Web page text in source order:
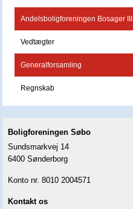
Andelsboligforeningen Bosager III
Vedtægter
Generalforsamling
Regnskab
Boligforeningen Søbo
Sundsmarkvej 14
6400 Sønderborg
Konto nr. 8010 2004571
Kontakt os